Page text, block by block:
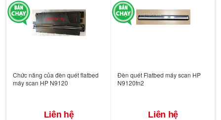
Chức năng của đèn quét flatbed
máy scan HP N9120
Liên hệ
Đèn quét Flatbed máy scan HP
N9120fn2
Liên hệ